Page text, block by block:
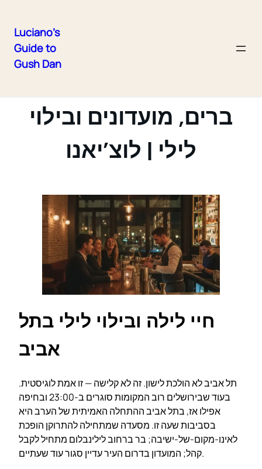
Skip
Luciano's
Guide to
Gush Dan
ברים, מועדונים ובילוי
לילי | לוצ’יאנו
חיי לילה ובילוי לילי בתל
אביב
תל אביב לא הולכת לישון. זה לא קלישה — זו אמת לוגיסטית.
בעוד שבירושלים רוב המקומות סוגרים ב-23:00 ובחיפה
אפילו אז, בתל אביב ההתחלה האמיתית של הערב היא
בסביבות שעה זו. מסעדה שמתחילה להתרוקן הופכת
לאינו-מקום-של-ישיבה; בר ברחוב לילינבלום מתחיל לקבל
קהל; המועדון בדרום העיר עדיין סגור עוד שעתיים.